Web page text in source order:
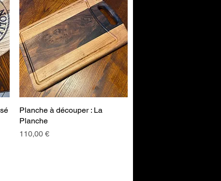
Aperçu rapide
Planche à découper : La
Planche
Prix
110,00 €